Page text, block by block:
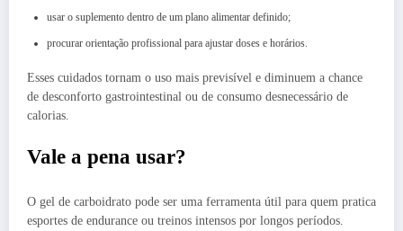
usar o suplemento dentro de um plano alimentar definido;
procurar orientação profissional para ajustar doses e horários.
Esses cuidados tornam o uso mais previsível e diminuem a chance
de desconforto gastrointestinal ou de consumo desnecessário de
calorias.
Vale a pena usar?
O gel de carboidrato pode ser uma ferramenta útil para quem pratica
esportes de endurance ou treinos intensos por longos períodos.